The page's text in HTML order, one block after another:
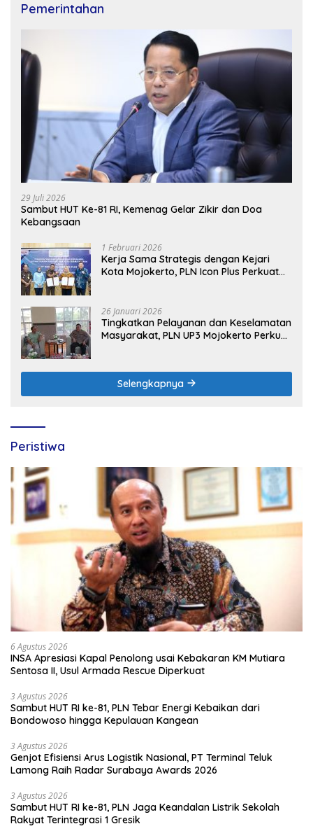
Pemerintahan
29 Juli 2026
Sambut HUT Ke-81 RI, Kemenag Gelar Zikir dan Doa
Kebangsaan
1 Februari 2026
Kerja Sama Strategis dengan Kejari
Kota Mojokerto, PLN Icon Plus Perkuat
26 Januari 2026
Tingkatkan Pelayanan dan Keselamatan
Masyarakat, PLN UP3 Mojokerto Perkuat
Selengkapnya
Peristiwa
6 Agustus 2026
INSA Apresiasi Kapal Penolong usai Kebakaran KM Mutiara
Sentosa II, Usul Armada Rescue Diperkuat
3 Agustus 2026
Sambut HUT RI ke-81, PLN Tebar Energi Kebaikan dari
Bondowoso hingga Kepulauan Kangean
3 Agustus 2026
Genjot Efisiensi Arus Logistik Nasional, PT Terminal Teluk
Lamong Raih Radar Surabaya Awards 2026
3 Agustus 2026
Sambut HUT RI ke-81, PLN Jaga Keandalan Listrik Sekolah
Rakyat Terintegrasi 1 Gresik